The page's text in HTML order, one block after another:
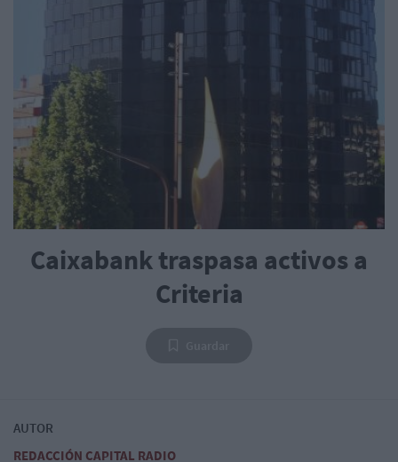
Caixabank traspasa activos a
Criteria
AUTOR
REDACCIÓN CAPITAL RADIO